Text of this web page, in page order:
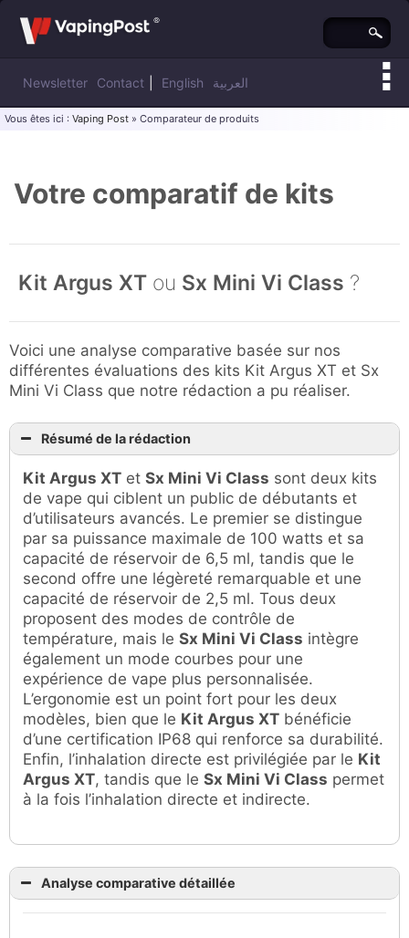
Newsletter Contact English العربية
Vous êtes ici : Vaping Post » Comparateur de produits
Votre comparatif de kits
Kit Argus XT ou Sx Mini Vi Class ?
Voici une analyse comparative basée sur nos
différentes évaluations des kits Kit Argus XT et Sx
Mini Vi Class que notre rédaction a pu réaliser.
Résumé de la rédaction
Kit Argus XT et Sx Mini Vi Class sont deux kits
de vape qui ciblent un public de débutants et
d’utilisateurs avancés. Le premier se distingue
par sa puissance maximale de 100 watts et sa
capacité de réservoir de 6,5 ml, tandis que le
second offre une légèreté remarquable et une
capacité de réservoir de 2,5 ml. Tous deux
proposent des modes de contrôle de
température, mais le Sx Mini Vi Class intègre
également un mode courbes pour une
expérience de vape plus personnalisée.
L’ergonomie est un point fort pour les deux
modèles, bien que le Kit Argus XT bénéficie
d’une certification IP68 qui renforce sa durabilité.
Enfin, l’inhalation directe est privilégiée par le Kit
Argus XT, tandis que le Sx Mini Vi Class permet
à la fois l’inhalation directe et indirecte.
Analyse comparative détaillée